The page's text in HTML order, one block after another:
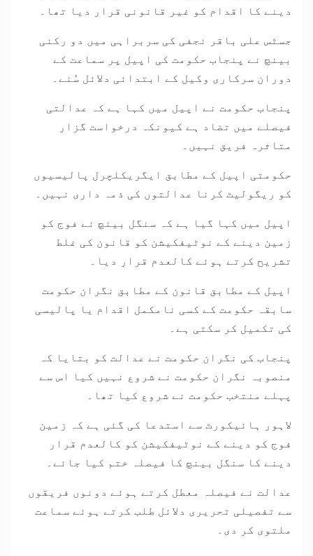
دینے کا اقدام کو غیر قانونی قرار دیا تھا۔
جسٹس علی باقر نجفی کی سربراہی میں دو رکنی
بینچ نے پنجاب حکومت کی اپیل پر سماعت کے
دوران سرکاری وکیل کے ابتدائی دلائل سُنے۔
پنجاب حکومت نے اپیل میں کہا ہے کہ عدالتی
فیصلے میں تضاد ہے کیونکہ درخواست گزار
متاثرہ فریق نہیں۔
حکومتی اپیل کے مطابق ایگریکلچرل پالیسیوں
کو ریگولیٹ کرنا عدالتوں کی ذمہ داری نہیں۔
اپیل میں کہا گیا ہے کہ سنگل بینچ نے فوج کو
زمین دینے کے نوٹیفکیشن کو قانون کی غلط
تشریح کرتے ہوئے کالعدم قرار دیا۔
اپیل کے مطابق قانون کے مطابق نگران حکومت
سابقہ حکومت کے کسی نامکمل اقدام یا پالیسی
کی تکمیل کر سکتی ہے۔
پنجاب کی نگران حکومت نے عدالت کو بتایا کہ
منصوبہ نگران حکومت نے شروع نہیں کیا اس سے
پہلے منتخب حکومت نے شروع کیا تھا۔
لاہور ہائیکورٹ سے استدعا کی گئی ہے کہ زمین
فوج کو دینے کے نوٹیفکیشن کو کالعدم قرار
دینے کا سنگل بینچ کا فیصلہ ختم کیا جائے۔
عدالت نے فیصلہ معطل کرتے ہوئے دونوں فریقوں
سے تفصیلی تحریری دلائل طلب کرتے ہوئے سماعت
ملتوی کر دی۔